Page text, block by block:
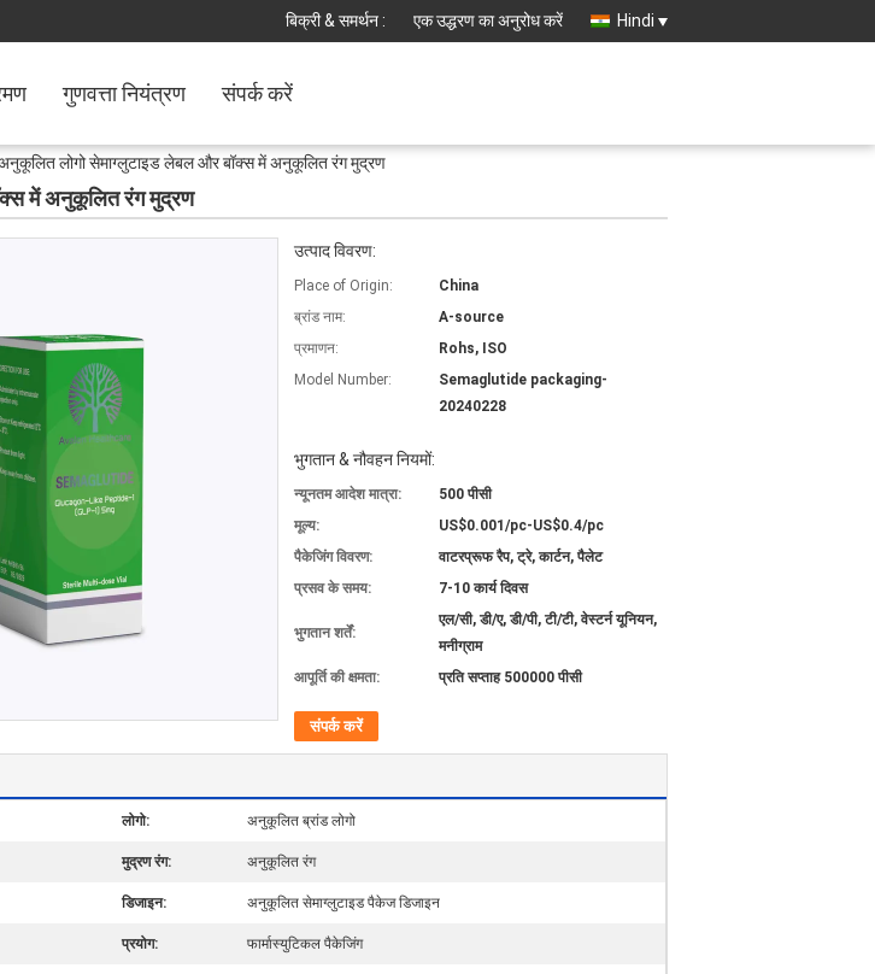
बिक्री & समर्थन : एक उद्धरण का अनुरोध करें Hindi
गुणवत्ता नियंत्रण संपर्क करें
लोगो सेमाग्लुटाइड लेबल और बॉक्स में अनुकूलित रंग मुद्रण
में अनुकूलित रंग मुद्रण
उत्पाद विवरण:
Place of Origin:
China
ब्रांड नाम:
A-source
प्रमाणन:
Rohs, ISO
Model Number:
Semaglutide packaging-
20240228
भुगतान & नौवहन नियमों:
न्यूनतम आदेश मात्रा:
500 पीसी
मूल्य:
US$0.001/pc-US$0.4/pc
पैकेजिंग विवरण:
वाटरप्रूफ रैप, ट्रे, कार्टन, पैलेट
प्रसव के समय:
7-10 कार्य दिवस
भुगतान शर्तें:
एल/सी, डी/ए, डी/पी, टी/टी, वेस्टर्न यूनियन,
मनीग्राम
आपूर्ति की क्षमता:
प्रति सप्ताह 500000 पीसी
संपर्क करें
लोगो: अनुकूलित ब्रांड लोगो
मुद्रण रंग: अनुकूलित रंग
डिजाइन: अनुकूलित सेमाग्लुटाइड पैकेज डिजाइन
प्रयोग: फार्मास्युटिकल पैकेजिंग